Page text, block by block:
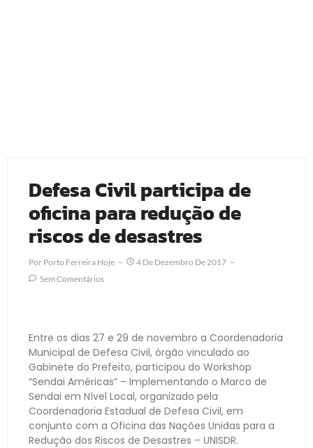
Defesa Civil participa de
oficina para redução de
riscos de desastres
Por Porto Ferreira Hoje
4 De Dezembro De 2017
Sem Comentários
Entre os dias 27 e 29 de novembro a Coordenadoria
Municipal de Defesa Civil, órgão vinculado ao
Gabinete do Prefeito, participou do Workshop
“Sendai Américas” – Implementando o Marco de
Sendai em Nível Local, organizado pela
Coordenadoria Estadual de Defesa Civil, em
conjunto com a Oficina das Nações Unidas para a
Redução dos Riscos de Desastres – UNISDR.